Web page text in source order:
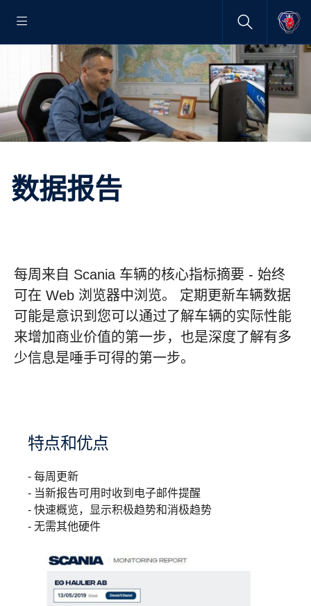
数据报告
每周来自 Scania 车辆的核心指标摘要 - 始终
可在 Web 浏览器中浏览。 定期更新车辆数据
可能是意识到您可以通过了解车辆的实际性能
来增加商业价值的第一步，也是深度了解有多
少信息是唾手可得的第一步。
特点和优点
- 每周更新
- 当新报告可用时收到电子邮件提醒
- 快速概览，显示积极趋势和消极趋势
- 无需其他硬件